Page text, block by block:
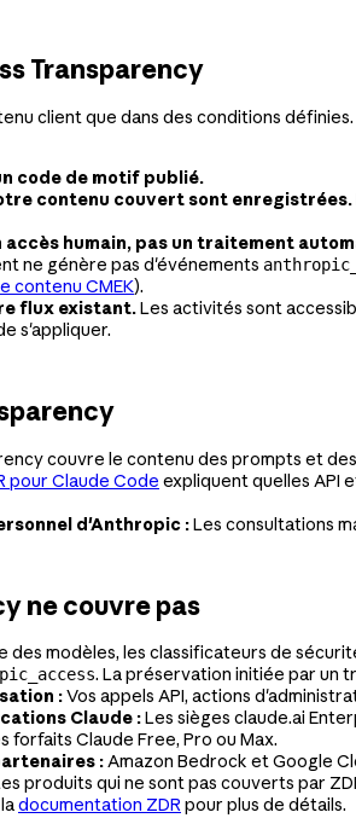
Transparency
client que dans des conditions
code de motif publié.
contenu couvert sont enregistrées.
humain, pas un traitement
ne génère pas d'événements
contenu CMEK).
flux existant.Les activités sont
s'appliquer.
couvre le contenu des prompts et
pour Claude Code expliquent quelles API
d'Anthropic :Les consultations
ne couvre pas
des modèles, les classificateurs de
. La préservation initiée par un
:Vos appels API, actions
Claude :Les sièges claude.ai
forfaits Claude Free, Pro ou Max.
:Amazon Bedrock et Google
produits qui ne sont pas couverts par
documentation ZDRpour plus de détails.